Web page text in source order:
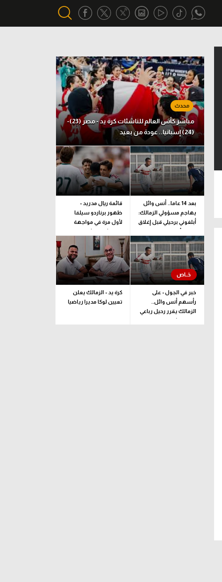
أقسام خاصة
Gamers
ميركاتو
تحقيق في الجول
تقرير في الجول
تحليل في الجول
حكايات في الجول
كويز في الجول
فيديو في الجول
مباشر كأس العالم للناشئات كرة يد - مصر (23)-
(24) إسبانيا.. عودة من بعيد
بعد 14 عاما.. أنس وائل
يهاجم مسؤولي الزمالك:
أبلغوني برحيلي قبل إغلاق
القيد بأيام
قائمة ريال مدريد -
ظهور برناردو سيلفا
لأول مرة في مواجهة
فرينتشفاروشي
خبر في الجول - على
رأسهم أنس وائل..
الزمالك يقرر رحيل رباعي
فريق الشباب
كرة يد - الزمالك يعلن
تعيين لوكا مديرا رياضيا